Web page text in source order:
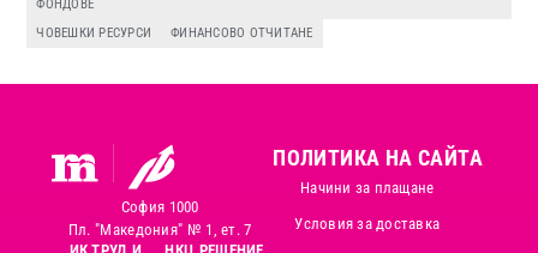
ФОНДОВЕ
ЧОВЕШКИ РЕСУРСИ
ФИНАНСОВО ОТЧИТАНЕ
София 1000
Пл. "Македония" № 1, ет. 7
ПОЛИТИКА НА САЙТА
Начини за плащане
Условия за доставка